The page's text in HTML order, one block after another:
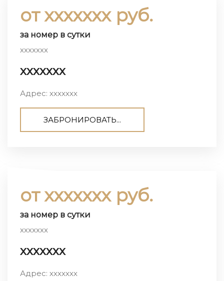
от ххххххх руб.
за номер в сутки
ххххххх
ххххххх
Адрес: ххххххх
ЗАБРОНИРОВАТЬ...
от ххххххх руб.
за номер в сутки
ххххххх
ххххххх
Адрес: ххххххх